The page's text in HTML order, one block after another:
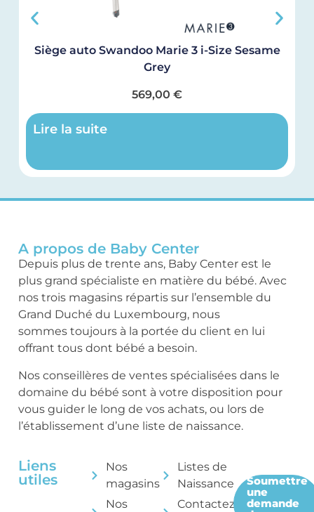
Siège auto Swandoo Marie 3 i-Size Sesame
Grey
569,00 €
Lire la suite
A propos de Baby Center
Depuis plus de trente ans, Baby Center est le
plus grand spécialiste en matière du bébé. Avec
nos trois magasins répartis sur l’ensemble du
Grand Duché du Luxembourg, nous
sommes toujours à la portée du client en lui
offrant tous dont bébé a besoin.
Nos conseillères de ventes spécialisées dans le
domaine du bébé sont à votre disposition pour
vous guider le long de vos achats, ou lors de
l’établissement d’une liste de naissance.
Liens
utiles
Nos
magasins
Nos
Listes de
Naissance
Contactez-
Soumettre
une
demande